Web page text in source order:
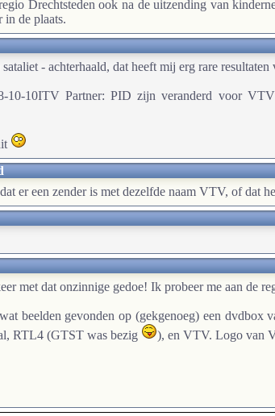
Drechtsteden ook na de uitzending van
de plaats.
- achterhaald, dat heeft mij erg rare resultaten
10-10ITV Partner: PID zijn veranderd voor
er een zender is met dezelfde naam VTV, of dat
met dat onzinnige gedoe! Ik probeer me aan de
beelden gevonden op (gekgenoeg) een dvdbox
RTL4 (GTST was bezig
), en VTV. Logo van